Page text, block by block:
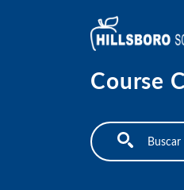
Course
Search